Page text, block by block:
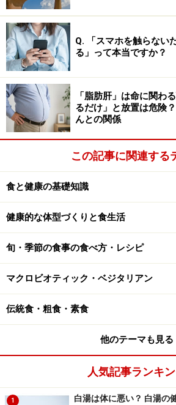
Q. 「スマホを触らない
る」って本当ですか？
「脂肪肝」は命に関わ
るだけ」と放置は危険
んとの関係
この記事に関連する
食と健康の基礎知識
健康的な体型づくりと食生活
旬・季節の食事の食べ方・レシピ
マクロビオティック・ベジタリアン
伝統食・粗食・素食
他のテーマも見る
人気記事ランキ
1 白湯は体に悪い？ 白湯の